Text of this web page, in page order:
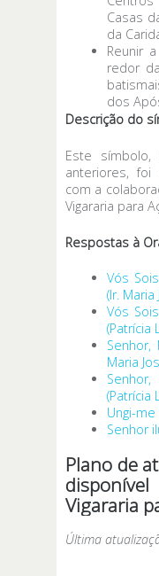
Casas
da
Reunir
redor
dos
Descrição do
Este
anteriores, foi
com a
Vigararia para
Respostas à
Vós
(Ir.
Vós
(Patrícia
Maria
(Patrícia
Ungi-me
Senhor
Plano de
Vigararia
Última